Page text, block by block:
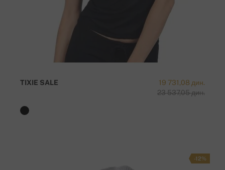
19 731,08 дин.
23 537,05 дин.
TIXIE SALE
-12%